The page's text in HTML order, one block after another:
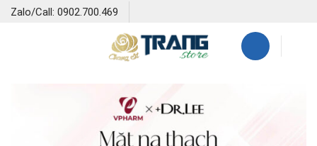
SkipZalo/Call: 0902.700.469